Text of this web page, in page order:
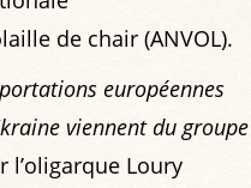
de chair (ANVOL).
européennes
viennent du groupe
l’oligarque Loury